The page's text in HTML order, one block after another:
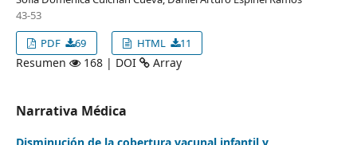
43-53
PDF
69 HTML 11
Resumen 168 | DOI Array
Narrativa Médica